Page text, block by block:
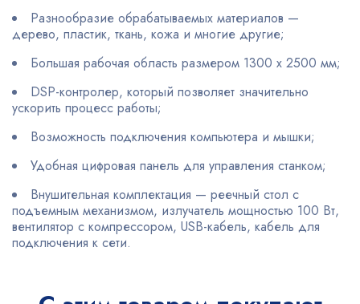
Разнообразие обрабатываемых материалов —
дерево, пластик, ткань, кожа и многие другие;
Большая рабочая область размером 1300 х 2500 мм;
DSP-контролер, который позволяет значительно
ускорить процесс работы;
Возможность подключения компьютера и мышки;
Удобная цифровая панель для управления станком;
Внушительная комплектация — реечный стол с
подъемным механизмом, излучатель мощностью 100 Вт,
вентилятор с компрессором, USB-кабель, кабель для
подключения к сети.